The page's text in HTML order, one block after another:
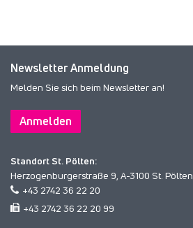
Newsletter Anmeldung
Melden Sie sich beim Newsletter an!
Anmelden
Standort St. Pölten:
Herzogenburgerstraße 9, A-3100 St. Pölten
+43 2742 36 22 20
+43 2742 36 22 20 99